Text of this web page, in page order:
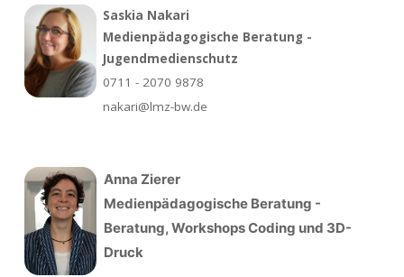
Saskia Nakari
Medienpädagogische Beratung -
Jugendmedienschutz
0711 - 2070 9878
nakari@lmz-bw.de
Anna Zierer
Medienpädagogische Beratung -
Beratung, Workshops Coding und 3D-
Druck